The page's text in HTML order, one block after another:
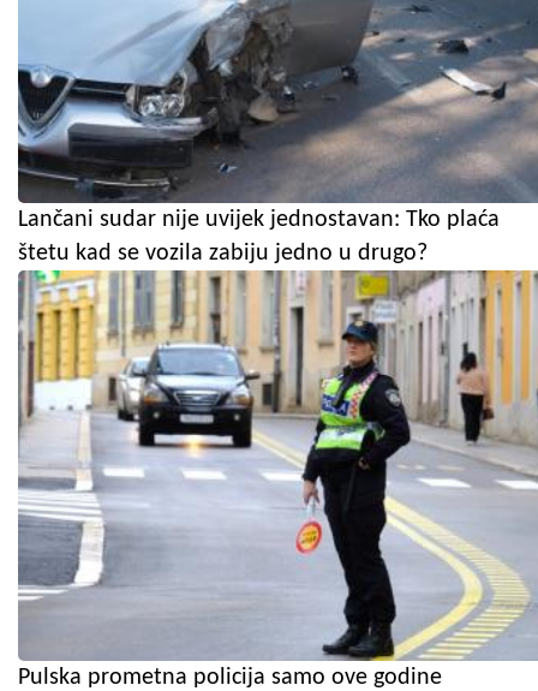
Lančani sudar nije uvijek jednostavan: Tko plaća
štetu kad se vozila zabiju jedno u drugo?
Pulska prometna policija samo ove godine